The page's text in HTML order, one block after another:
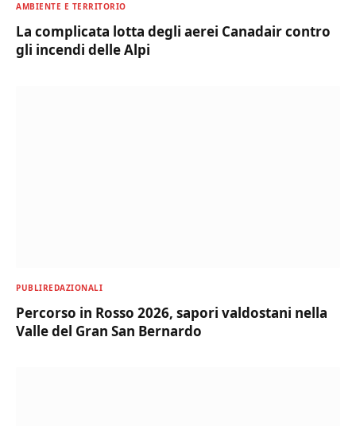
AMBIENTE E TERRITORIO
La complicata lotta degli aerei Canadair contro
gli incendi delle Alpi
PUBLIREDAZIONALI
Percorso in Rosso 2026, sapori valdostani nella
Valle del Gran San Bernardo